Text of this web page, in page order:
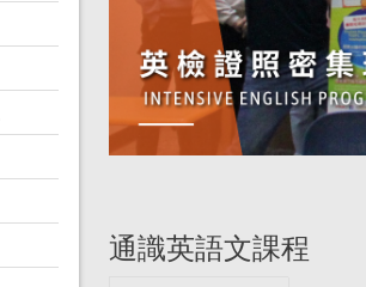
通識英語文課程